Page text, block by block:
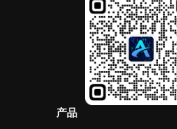
产品